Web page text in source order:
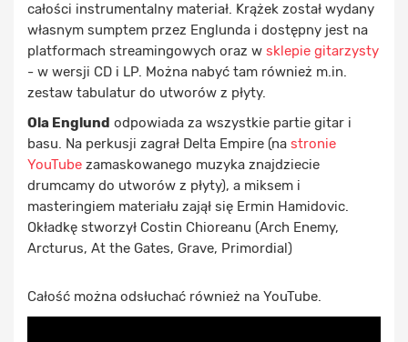
całości instrumentalny materiał. Krążek został wydany
własnym sumptem przez Englunda i dostępny jest na
platformach streamingowych oraz w sklepie gitarzysty
- w wersji CD i LP. Można nabyć tam również m.in.
zestaw tabulatur do utworów z płyty.
Ola Englund odpowiada za wszystkie partie gitar i
basu. Na perkusji zagrał Delta Empire (na stronie
YouTube zamaskowanego muzyka znajdziecie
drumcamy do utworów z płyty), a miksem i
masteringiem materiału zajął się Ermin Hamidovic.
Okładkę stworzył Costin Chioreanu (Arch Enemy,
Arcturus, At the Gates, Grave, Primordial)
Całość można odsłuchać również na YouTube.